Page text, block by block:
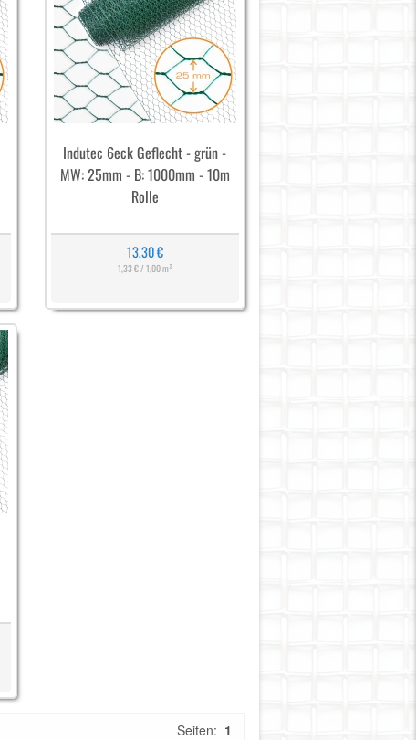
Indutec 6eck Geflecht - grün -
MW: 25mm - B: 1000mm - 10m
Rolle
13,30 €
1,33 € / 1,00 m²
Seiten: 1